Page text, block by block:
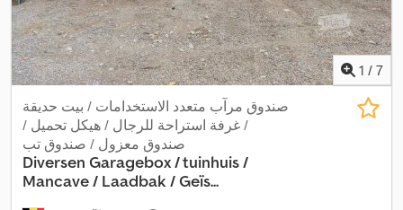
1 / 7
صندوق مرآب متعدد الاستخدامات / بيت حديقة
/ غرفة استراحة للرجال / هيكل تحميل /
صندوق معزول / صندوق تب
Diversen Garagebox / tuinhuis /
Mancave / Laadbak / Geïs...